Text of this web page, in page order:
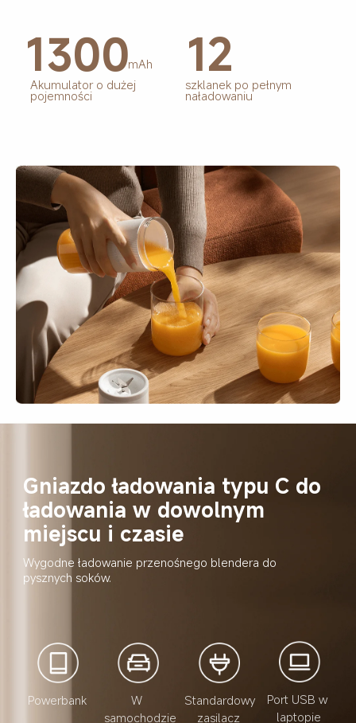
1300mAh
Akumulator o dużej
pojemności
12
szklanek po pełnym
naładowaniu
Gniazdo ładowania typu C do
ładowania w dowolnym
miejscu i czasie
Wygodne ładowanie przenośnego blendera do
pysznych soków.
Powerbank
W
samochodzie
Standardowy
zasilacz
Port USB w
laptopie